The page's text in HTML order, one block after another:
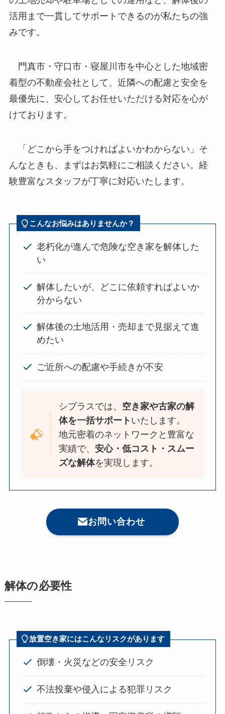
活用まで一貫してサポートできるのが私たちの強
みです。
門真市・守口市・寝屋川市を中心とした地域密
着型の不動産会社として、近隣への配慮と安全を
最優先に、安心してお任せいただける対応を心が
けております。
「どこから手をつければよいかわからない」そ
んなときも、まずはお気軽にご相談ください。経
験豊富なスタッフが丁寧に対応いたします。
こんなお悩みはありませんか？
老朽化が進んで危険な空き家を解体した
い
解体したいが、どこに依頼すればよいか
分からない
解体後の土地活用・売却まで見据えて進
めたい
ご近所への配慮や手続きが不安
シプラスでは、 空き家や古家の解
体を一括サポート いたします。
地元密着のネットワークと豊富な
実績で、安心・低コスト・スムー
ズな解体を実現します。
お問い合わせ
解体の必要性
放置空き家にはこんなリスクがあります
倒壊・火災などの安全リスク
不法投棄や侵入による犯罪リスク